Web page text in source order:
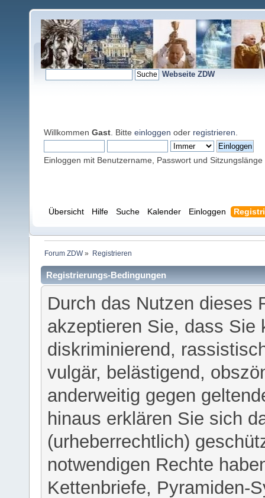
Webseite ZDW
Willkommen Gast . Bitte einloggen oder registrieren
Einloggen mit Benutzername, Passwort und Sitzungslänge
Übersicht Hilfe Suche Kalender Einloggen
Forum ZDW» Registrieren
Registrierungs-Bedingungen
Durch das Nutzen dieses
akzeptieren Sie, dass Sie
diskriminierend,
vulgär, belästigend,
anderweitig gegen
hinaus erklären Sie sich
(urheberrechtlich)
notwendigen Rechte
Kettenbriefe, Pyramiden-